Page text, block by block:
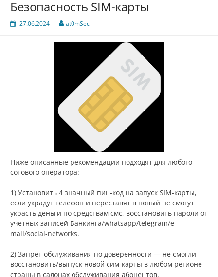
Безопасность SIM-карты
27.06.2024 at0mSec
Ниже описанные рекомендации подходят для любого
сотового оператора:
1) Установить 4 значный пин-код на запуск SIM-карты,
если украдут телефон и переставят в новый не смогут
украсть деньги по средствам смс, восстановить пароли от
учетных записей Банкинга/whatsapp/telegram/e-
mail/social-networks.
2) Запрет обслуживания по доверенности — не смогли
восстановить/выпуск новой сим-карты в любом регионе
страны в салонах обслуживания абонентов.